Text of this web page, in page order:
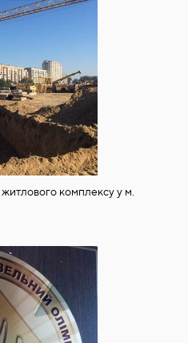
комплексу у м.